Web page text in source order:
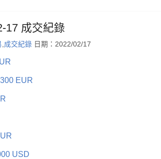
17 成交紀錄
,成交紀錄 日期：2022/02/17
EUR
USD